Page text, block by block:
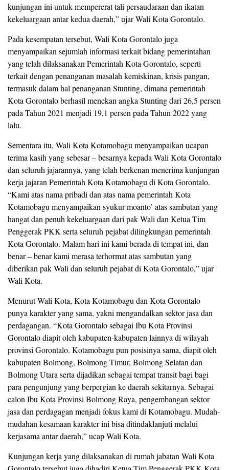
kunjungan ini untuk mempererat tali persaudaraan dan ikatan
kekeluargaan antar kedua daerah,” ujar Wali Kota Gorontalo.
Pada kesempatan tersebut, Wali Kota Gorontalo juga
menyampaikan sejumlah informasi terkait bidang pemerintahan
yang telah dilaksanakan Pemerintah Kota Gorontalo, seperti
terkait dengan penanganan masalah kemiskinan, krisis pangan,
termasuk dalam hal penanganan Stunting, dimana pemerintah
Kota Gorontalo berhasil menekan angka Stunting dari 26,5 persen
pada Tahun 2021 menjadi 19,1 persen pada Tahun 2022 yang
lalu.
Sementara itu, Wali Kota Kotamobagu menyampaikan ucapan
terima kasih yang sebesar – besarnya kepada Wali Kota Gorontalo
dan seluruh jajarannya, yang telah berkenan menerima kunjungan
kerja jajaran Pemerintah Kota Kotamobagu di Kota Gorontalo.
“Kami atas nama pribadi dan atas nama pemerintah Kota
Kotamobagu menyampaikan syukur moanto’ atas sambutan yang
hangat dan penuh kekeluargaan dari pak Wali dan Ketua Tim
Penggerak PKK serta seluruh pejabat dilingkungan pemerintah
Kota Gorontalo. Malam hari ini kami berada di tempat ini, dan
benar – benar kami merasa terhormat atas sambutan yang
diberikan pak Wali dan seluruh pejabat di Kota Gorontalo,” ujar
Wali Kota.
Menurut Wali Kota, Kota Kotamobagu dan Kota Gorontalo
punya karakter yang sama, yakni mengandalkan sektor jasa dan
perdagangan. “Kota Gorontalo sebagai Ibu Kota Provinsi
Gorontalo diapit oleh kabupaten-kabupaten lainnya di wilayah
provinsi Gorontalo. Kotamobagu pun posisinya sama, diapit oleh
kabupaten Bolmong, Bolmong Timur, Bolmong Selatan dan
Bolmong Utara serta dijadikan sebagai tempat transit bagi bagi
para pengunjung yang berpergian ke daerah sekitarnya. Sebagai
calon Ibu Kota Provinsi Bolmong Raya, pengembangan sektor
jasa dan perdagagan menjadi fokus kami di Kotamobagu. Mudah-
mudahan kesamaan karakter ini bisa ditindaklanjuti melalui
kerjasama antar daerah,” ucap Wali Kota.
Kunjungan kerja yang dilaksanakan di rumah jabatan Wali Kota